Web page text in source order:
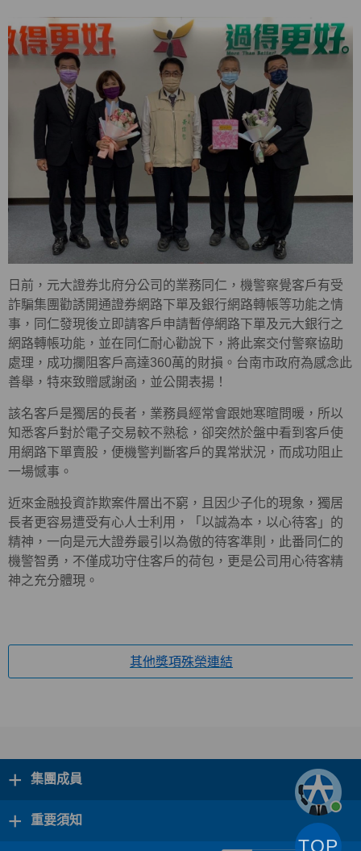
日前，元大證券北府分公司的業務同仁，機警察覺客戶有受
詐騙集團勸誘開通證券網路下單及銀行網路轉帳等功能之情
事，同仁發現後立即請客戶申請暫停網路下單及元大銀行之
網路轉帳功能，並在同仁耐心勸說下，將此案交付警察協助
處理，成功攔阻客戶高達360萬的財損。台南市政府為感念此
善舉，特來致贈感謝函，並公開表揚！
該名客戶是獨居的長者，業務員經常會跟她寒暄問暖，所以
知悉客戶對於電子交易較不熟稔，卻突然於盤中看到客戶使
用網路下單賣股，便機警判斷客戶的異常狀況，而成功阻止
一場憾事。
近來金融投資詐欺案件層出不窮，且因少子化的現象，獨居
長者更容易遭受有心人士利用，「以誠為本，以心待客」的
精神，一向是元大證券最引以為傲的待客準則，此番同仁的
機警智勇，不僅成功守住客戶的荷包，更是公司用心待客精
神之充分體現。
其他獎項殊榮連結
+ 集團成員
+ 重要須知
TOP